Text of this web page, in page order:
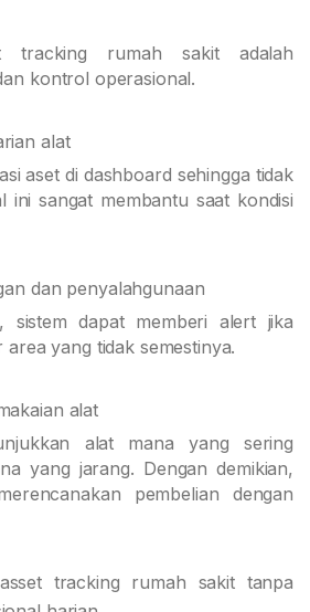
tracking rumah sakit adalah
kontrol operasional.
alat
aset di dashboard sehingga tidak
ini sangat membantu saat kondisi
dan penyalahgunaan
sistem dapat memberi alert jika
yang tidak semestinya.
alat
alat mana yang sering
yang jarang. Dengan demikian,
pembelian dengan
tracking rumah sakit tanpa